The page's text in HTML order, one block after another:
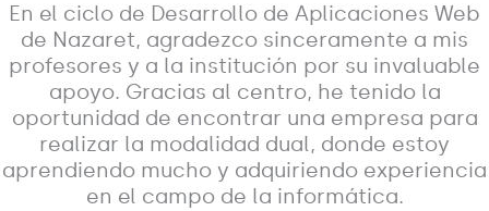
En el ciclo de Desarrollo de Aplicaciones Web
de Nazaret, agradezco sinceramente a mis
profesores y a la institución por su invaluable
apoyo. Gracias al centro, he tenido la
oportunidad de encontrar una empresa para
realizar la modalidad dual, donde estoy
aprendiendo mucho y adquiriendo experiencia
en el campo de la informática.